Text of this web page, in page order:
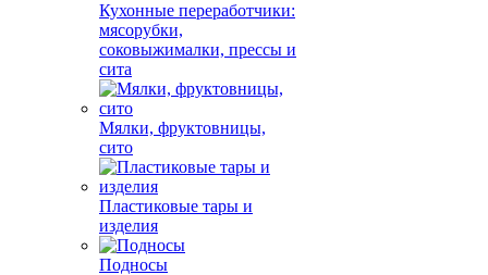
Кухонные переработчики:
мясорубки,
соковыжималки, прессы и
сита
Мялки, фруктовницы,
сито
Пластиковые тары и
изделия
Подносы